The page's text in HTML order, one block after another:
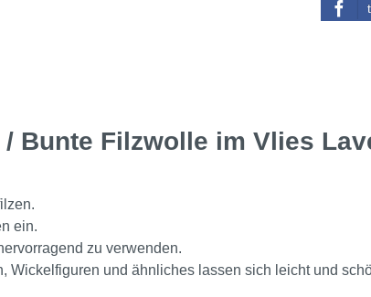
Bunte Filzwolle im Vlies
ein.
zu verwenden.
Wickelfiguren und ähnliches lassen sich leicht und